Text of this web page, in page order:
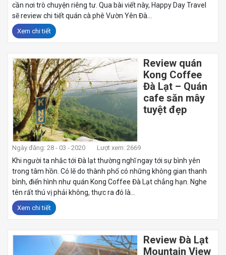
cần nơi trò chuyện riêng tư. Qua bài viết này, Happy Day Travel
sẽ review chi tiết quán cà phê Vườn Yên Đà...
Xem chi tiết
Review quán
Kong Coffee
Đà Lạt – Quán
cafe săn mây
tuyệt đẹp
Ngày đăng: 28 - 03 - 2020 Lượt xem: 2669
Khi người ta nhắc tới Đà lạt thường nghĩ ngay tới sự bình yên
trong tâm hồn. Có lẽ do thành phố có những không gian thanh
bình, điển hình như quán Kong Coffee Đà Lạt chẳng hạn. Nghe
tên rất thú vị phải không, thực ra đó là...
Xem chi tiết
Review Đà Lạt
Mountain View